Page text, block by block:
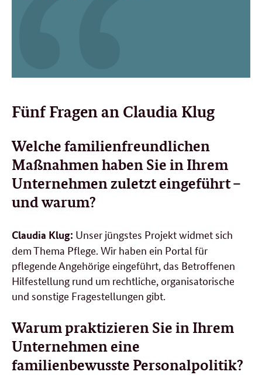
Fünf Fragen an Claudia Klug
Welche familienfreundlichen
Maßnahmen haben Sie in Ihrem
Unternehmen zuletzt eingeführt –
und warum?
Claudia Klug: Unser jüngstes Projekt widmet sich
dem Thema Pflege. Wir haben ein Portal für
pflegende Angehörige eingeführt, das Betroffenen
Hilfestellung rund um rechtliche, organisatorische
und sonstige Fragestellungen gibt.
Warum praktizieren Sie in Ihrem
Unternehmen eine
familienbewusste Personalpolitik?